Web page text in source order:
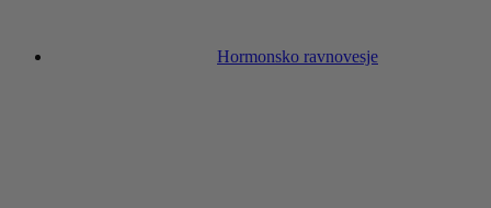
Hormonsko ravnovesje